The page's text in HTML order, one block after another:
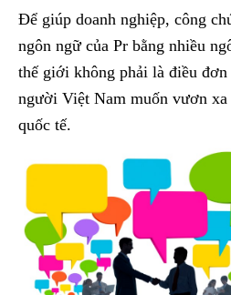
Để giúp doanh nghiệp, công
ngôn ngữ của Pr bằng nhiều
thế giới không phải là điều
người Việt Nam muốn vươn
quốc tế.